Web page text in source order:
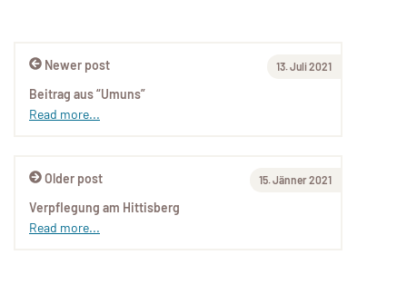
Older post 15. Jänner 2021
Verpflegung am Hittisberg
Read more...
Newer post 13. Juli 2021
Beitrag aus “Umuns”
Read more...